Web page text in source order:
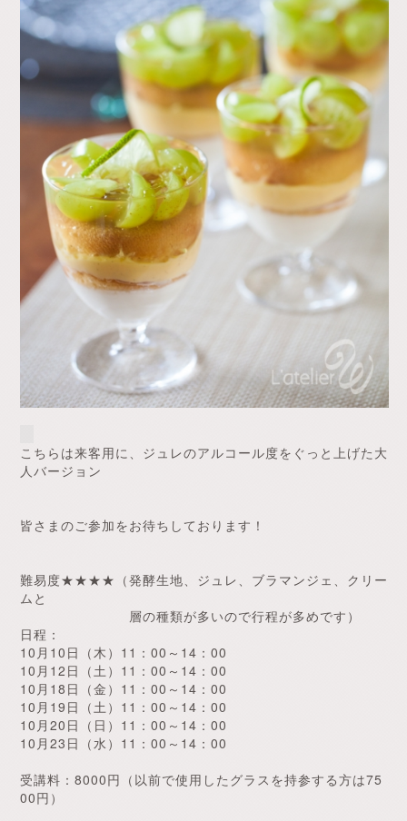
こちらは来客用に、ジュレのアルコール度をぐっと上げた大
人バージョン
皆さまのご参加をお待ちしております！
難易度★★★★（発酵生地、ジュレ、ブラマンジェ、クリー
ムと
層の種類が多いので行程が多めです）
日程：
10月10日（木）11：00～14：00
10月12日（土）11：00～14：00
10月18日（金）11：00～14：00
10月19日（土）11：00～14：00
10月20日（日）11：00～14：00
10月23日（水）11：00～14：00
受講料：8000円（以前で使用したグラスを持参する方は75
00円）